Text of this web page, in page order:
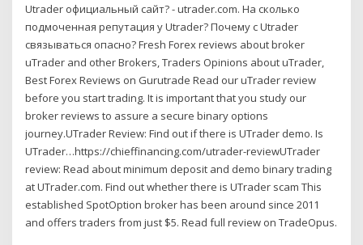
Utrader официальный сайт? - utrader.com. На сколько
подмоченная репутация у Utrader? Почему с Utrader
связываться опасно? Fresh Forex reviews about broker
uTrader and other Brokers, Traders Opinions about uTrader,
Best Forex Reviews on Gurutrade Read our uTrader review
before you start trading. It is important that you study our
broker reviews to assure a secure binary options
journey.UTrader Review: Find out if there is UTrader demo. Is
UTrader…https://chieffinancing.com/utrader-reviewUTrader
review: Read about minimum deposit and demo binary trading
at UTrader.com. Find out whether there is UTrader scam This
established SpotOption broker has been around since 2011
and offers traders from just $5. Read full review on TradeOpus.